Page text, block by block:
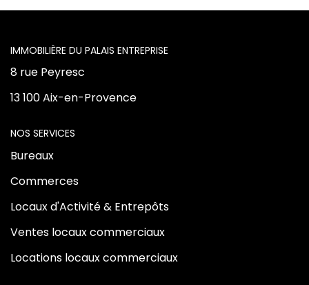
Notre Équipe
CONTACT
L'AGENCE
8 rue Peyresc
13 100 Aix-en-Provence
NOS SERVICES
Bureaux
Commerces
Locaux d'Activité & Entrepôts
Ventes locaux commerciaux
Locations locaux commerciaux